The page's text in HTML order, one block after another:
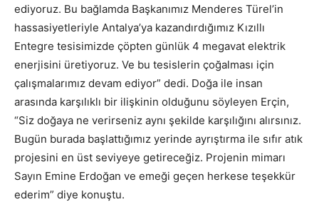
ediyoruz. Bu bağlamda Başkanımız Menderes Türel’in
hassasiyetleriyle Antalya’ya kazandırdığımız Kızıllı
Entegre tesisimizde çöpten günlük 4 megavat elektrik
enerjisini üretiyoruz. Ve bu tesislerin çoğalması için
çalışmalarımız devam ediyor” dedi. Doğa ile insan
arasında karşılıklı bir ilişkinin olduğunu söyleyen Erçin,
“Siz doğaya ne verirseniz aynı şekilde karşılığını alırsınız.
Bugün burada başlattığımız yerinde ayrıştırma ile sıfır atık
projesini en üst seviyeye getireceğiz. Projenin mimarı
Sayın Emine Erdoğan ve emeği geçen herkese teşekkür
ederim” diye konuştu.